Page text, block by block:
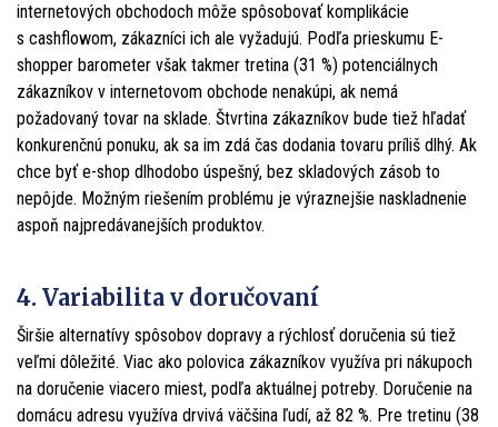
internetových obchodoch môže spôsobovať komplikácie
s cashflowom, zákazníci ich ale vyžadujú. Podľa prieskumu E-
shopper barometer však takmer tretina (31 %) potenciálnych
zákazníkov v internetovom obchode nenakúpi, ak nemá
požadovaný tovar na sklade. Štvrtina zákazníkov bude tiež hľadať
konkurenčnú ponuku, ak sa im zdá čas dodania tovaru príliš dlhý. Ak
chce byť e-shop dlhodobo úspešný, bez skladových zásob to
nepôjde. Možným riešením problému je výraznejšie naskladnenie
aspoň najpredávanejších produktov.
4. Variabilita v doručovaní
Širšie alternatívy spôsobov dopravy a rýchlosť doručenia sú tiež
veľmi dôležité. Viac ako polovica zákazníkov využíva pri nákupoch
na doručenie viacero miest, podľa aktuálnej potreby. Doručenie na
domácu adresu využíva drvivá väčšina ľudí, až 82 %. Pre tretinu (38